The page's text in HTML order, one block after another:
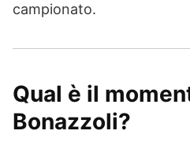
campionato.
Qual è il
Bonazzoli?